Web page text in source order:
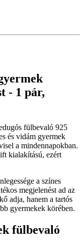
- 1 pár,
fülbevaló 925
és vidám gyermek
a mindennapokban.
kialakítású, ezért
a színes
megjelenést ad az
adja, hanem a tartós
gyermekek körében.
fülbevaló